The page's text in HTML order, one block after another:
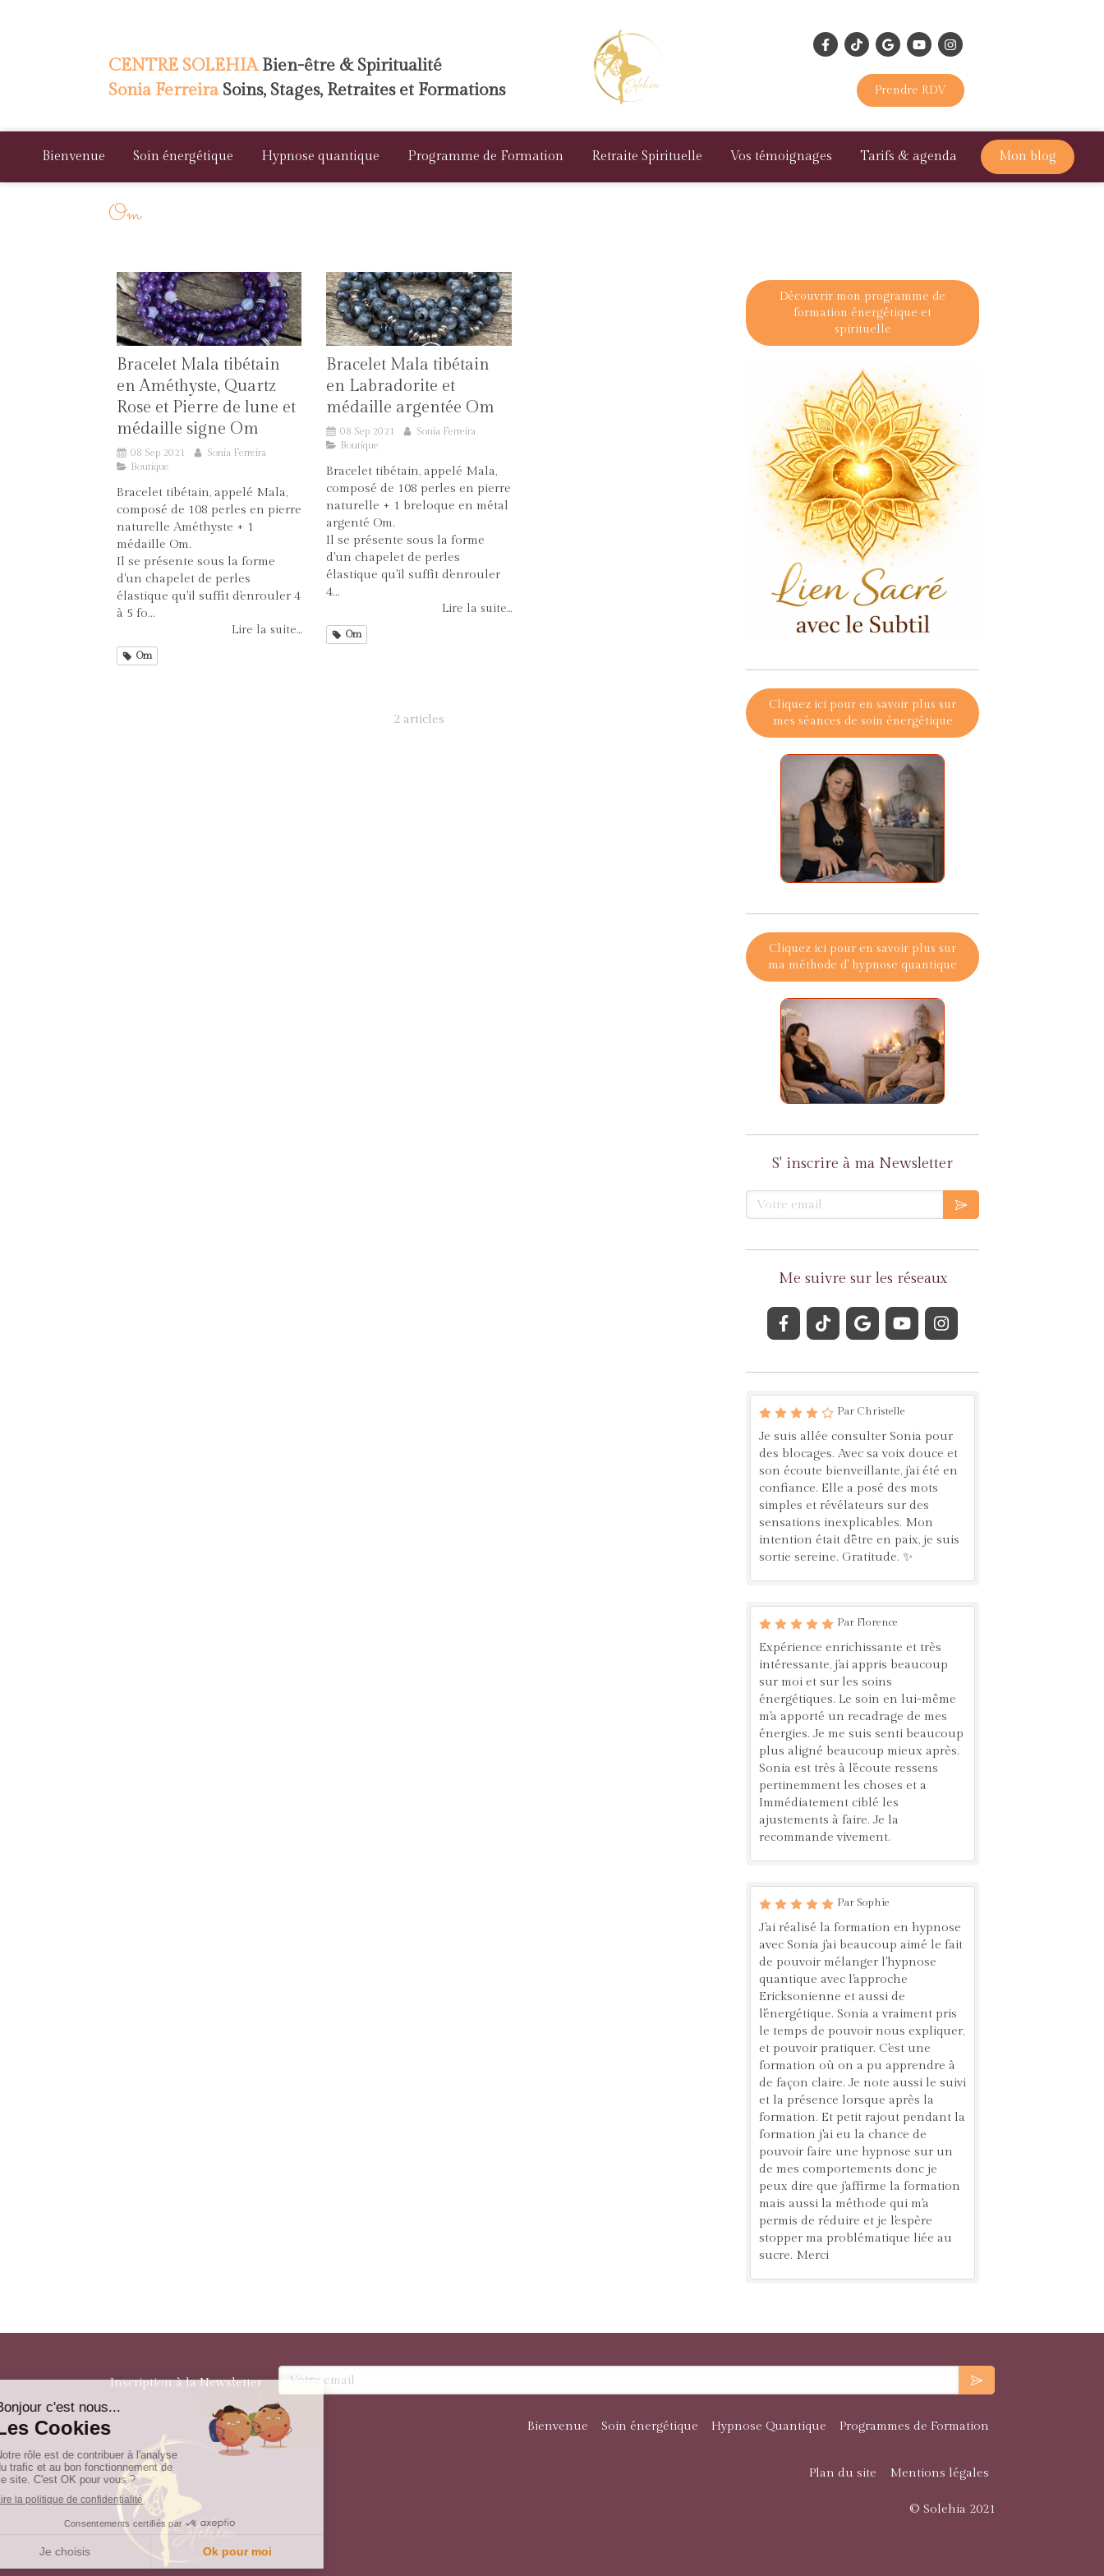
CENTRE SOLEHIABien-être & Spiritualité
Sonia Ferreira Soins, Stages, Retraites et Formations Prendre RDV
Bienvenue Soin énergétique Hypnose quantique Programme de Formation Retraite Spirituelle Vos témoignages Tarifs & agenda Mon blog
Om
Bracelet Mala tibétain
en Améthyste, Quartz
Rose et Pierre de lune et
médaille signe Om
08 Sep 2021
Sonia Ferreira
Boutique
Bracelet tibétain, appelé Mala,
composé de 108 perles en pierre
naturelle Améthyste + 1
médaille Om.
Il se présente sous la forme
d'un chapelet de perles
élastique qu'il suffit d'enrouler 4
à 5 fo...
Lire la suite...
Om
Bracelet Mala tibétain
en Labradorite et
médaille argentée Om
08 Sep 2021
Sonia Ferreira
Boutique
Bracelet tibétain, appelé Mala,
composé de 108 perles en pierre
naturelle + 1 breloque en métal
argenté Om.
Il se présente sous la forme
d'un chapelet de perles
élastique qu'il suffit d'enrouler
4...
Lire la suite...
Om
2 articles
Découvrir mon programme de
formation énergétique et
spirituelle
Cliquez ici pour en savoir plus sur
mes séances de soin énergétique
Cliquez ici pour en savoir plus sur
ma méthode d' hypnose quantique
S' inscrire à ma Newsletter
Votre email
Me suivre sur les réseaux
Par Christelle
Je suis allée consulter Sonia pour
des blocages. Avec sa voix douce et
son écoute bienveillante, j'ai été en
confiance. Elle a posé des mots
simples et révélateurs sur des
sensations inexplicables. Mon
intention était d'être en paix, je suis
sortie sereine. Gratitude. ✨
Par Florence
Expérience enrichissante et très
intéressante, j'ai appris beaucoup
sur moi et sur les soins
énergétiques. Le soin en lui-même
m'a apporté un recadrage de mes
énergies. Je me suis senti beaucoup
plus aligné beaucoup mieux après.
Sonia est très à l'écoute ressens
pertinemment les choses et a
Immédiatement ciblé les
ajustements à faire. Je la
recommande vivement.
Par Sophie
J'ai réalisé la formation en hypnose
avec Sonia j'ai beaucoup aimé le fait
de pouvoir mélanger l'hypnose
quantique avec l'approche
Ericksonienne et aussi de
l'énergétique. Sonia a vraiment pris
le temps de pouvoir nous expliquer,
et pouvoir pratiquer. C'est une
formation où on a pu apprendre à
de façon claire. Je note aussi le suivi
et la présence lorsque après la
formation. Et petit rajout pendant la
formation j'ai eu la chance de
pouvoir faire une hypnose sur un
de mes comportements donc je
peux dire que j'affirme la formation
mais aussi la méthode qui m'a
permis de réduire et je l'espère
stopper ma problématique liée au
sucre. Merci
Inscription à la Newsletter
:
Votre email
Bienvenue Soin énergétique Hypnose Quantique Programmes de Formation
Plan du site Mentions légales
© Solehia 2021